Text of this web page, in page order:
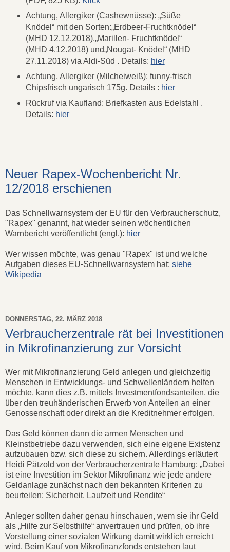
Achtung, Allergiker (Cashewnüsse): „Süße
Knödel“ mit den Sorten:„Erdbeer-Fruchtknödel“
(MHD 12.12.2018),„Marillen- Fruchtknödel“
(MHD 4.12.2018) und„Nougat- Knödel“ (MHD
27.11.2018) via Aldi-Süd . Details: hier
Achtung, Allergiker (Milcheiweiß): funny-frisch
Chipsfrisch ungarisch 175g. Details : hier
Rückruf via Kaufland: Briefkasten aus Edelstahl .
Details: hier
Neuer Rapex-Wochenbericht Nr.
12/2018 erschienen
Das Schnellwarnsystem der EU für den Verbraucherschutz,
"Rapex" genannt, hat wieder seinen wöchentlichen
Warnbericht veröffentlicht (engl.): hier
Wer wissen möchte, was genau "Rapex" ist und welche
Aufgaben dieses EU-Schnellwarnsystem hat: siehe
Wikipedia
DONNERSTAG, 22. MÄRZ 2018
Verbraucherzentrale rät bei Investitionen
in Mikrofinanzierung zur Vorsicht
Wer mit Mikrofinanzierung Geld anlegen und gleichzeitig
Menschen in Entwicklungs- und Schwellenländern helfen
möchte, kann dies z.B. mittels Investmentfondsanteilen, die
über den treuhänderischen Erwerb von Anteilen an einer
Genossenschaft oder direkt an die Kreditnehmer erfolgen.
Das Geld können dann die armen Menschen und
Kleinstbetriebe dazu verwenden, sich eine eigene Existenz
aufzubauen bzw. sich diese zu sichern. Allerdings erläutert
Heidi Pätzold von der Verbraucherzentrale Hamburg: „Dabei
ist eine Investition im Sektor Mikrofinanz wie jede andere
Geldanlage zunächst nach den bekannten Kriterien zu
beurteilen: Sicherheit, Laufzeit und Rendite“
Anleger sollten daher genau hinschauen, wem sie ihr Geld
als „Hilfe zur Selbsthilfe“ anvertrauen und prüfen, ob ihre
Vorstellung einer sozialen Wirkung damit wirklich erreicht
wird. Beim Kauf von Mikrofinanzfonds entstehen laut